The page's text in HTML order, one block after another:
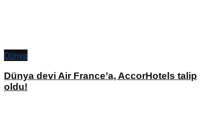
Dünya
Dünya devi Air France’a, AccorHotels talip
oldu!